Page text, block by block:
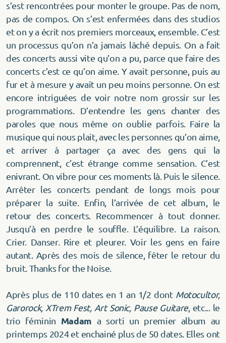
s’est rencontrées pour monter le groupe. Pas de nom,
pas de compos. On s’est enfermées dans des studios
et on y a écrit nos premiers morceaux, ensemble. C’est
un processus qu’on n’a jamais lâché depuis. On a fait
des concerts aussi vite qu’on a pu, parce que faire des
concerts c’est ce qu’on aime. Y avait personne, puis au
fur et à mesure y avait un peu moins personne. On est
encore intriguées de voir notre nom grossir sur les
programmations. D’entendre les gens chanter des
paroles que nous même on oublie parfois. Faire la
musique qui nous plait, avec les personnes qu’on aime,
et arriver à partager ça avec des gens qui la
comprennent, c’est étrange comme sensation. C’est
enivrant. On vibre pour ces moments là. Puis le silence.
Arrêter les concerts pendant de longs mois pour
préparer la suite. Enfin, l’arrivée de cet album, le
retour des concerts. Recommencer à tout donner.
Jusqu’à en perdre le souffle. L’équilibre. La raison.
Crier. Danser. Rire et pleurer. Voir les gens en faire
autant. Après des mois de silence, fêter le retour du
bruit. Thanks for the Noise.
Après plus de 110 dates en 1 an 1/2 dont Motocultor,
Garorock, XTrem Fest, Art Sonic, Pause Guitare, etc... le
trio féminin Madam a sorti un premier album au
printemps 2024 et enchainé plus de 50 dates. Elles ont